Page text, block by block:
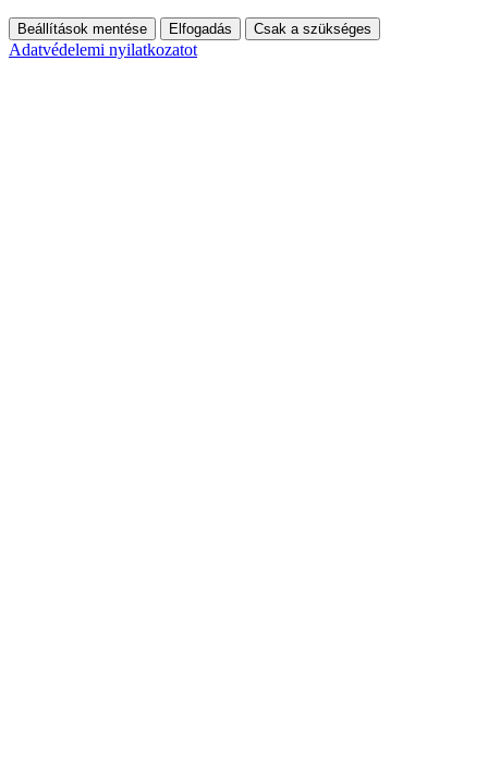
Beállítások mentése Elfogadás Csak a szükséges
Adatvédelemi nyilatkozatot